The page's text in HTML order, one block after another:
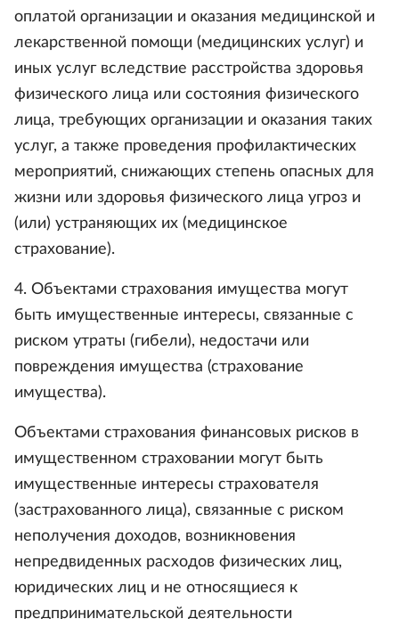
оплатой организации и оказания медицинской и
лекарственной помощи (медицинских услуг) и
иных услуг вследствие расстройства здоровья
физического лица или состояния физического
лица, требующих организации и оказания таких
услуг, а также проведения профилактических
мероприятий, снижающих степень опасных для
жизни или здоровья физического лица угроз и
(или) устраняющих их (медицинское
страхование).
4. Объектами страхования имущества могут
быть имущественные интересы, связанные с
риском утраты (гибели), недостачи или
повреждения имущества (страхование
имущества).
Объектами страхования финансовых рисков в
имущественном страховании могут быть
имущественные интересы страхователя
(застрахованного лица), связанные с риском
неполучения доходов, возникновения
непредвиденных расходов физических лиц,
юридических лиц и не относящиеся к
предпринимательской деятельности